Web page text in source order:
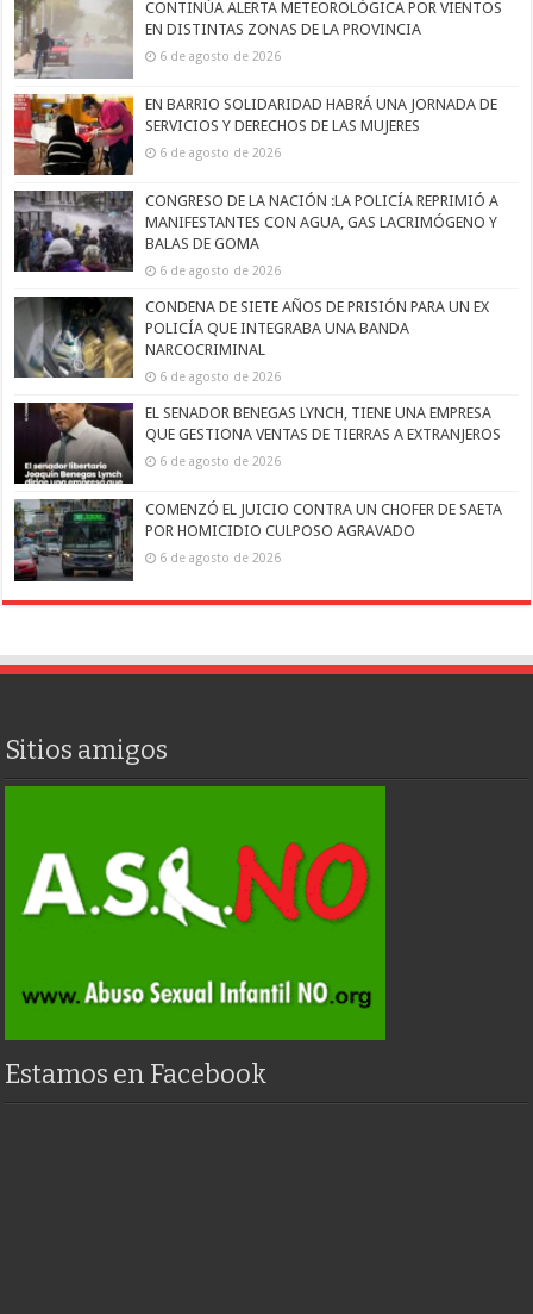
CONTINÚA ALERTA METEOROLÓGICA POR VIENTOS
EN DISTINTAS ZONAS DE LA PROVINCIA
6 de agosto de 2026
EN BARRIO SOLIDARIDAD HABRÁ UNA JORNADA DE
SERVICIOS Y DERECHOS DE LAS MUJERES
6 de agosto de 2026
CONGRESO DE LA NACIÓN :LA POLICÍA REPRIMIÓ A
MANIFESTANTES CON AGUA, GAS LACRIMÓGENO Y
BALAS DE GOMA
6 de agosto de 2026
CONDENA DE SIETE AÑOS DE PRISIÓN PARA UN EX
POLICÍA QUE INTEGRABA UNA BANDA
NARCOCRIMINAL
6 de agosto de 2026
EL SENADOR BENEGAS LYNCH, TIENE UNA EMPRESA
QUE GESTIONA VENTAS DE TIERRAS A EXTRANJEROS
6 de agosto de 2026
COMENZÓ EL JUICIO CONTRA UN CHOFER DE SAETA
POR HOMICIDIO CULPOSO AGRAVADO
6 de agosto de 2026
Sitios amigos
Estamos en Facebook